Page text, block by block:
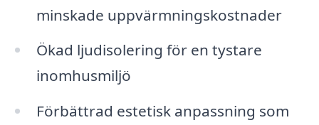
minskade uppvärmningskostnader
Ökad ljudisolering för en tystare
inomhusmiljö
Förbättrad estetisk anpassning som